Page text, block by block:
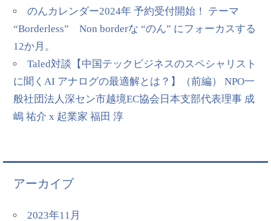
のんカレンダー2024年 予約受付開始！ テーマ
“Borderless” Non borderな “のん” にフォーカスする
12か月。
Taled対談【中国テックビジネスのスペシャリスト
に聞くAI アナログの最適解とは？】（前編） NPO一
般社団法人深セン市越境EC協会日本支部代表理事 成
嶋 祐介 x 起業家 福田 淳
アーカイブ
2023年11月